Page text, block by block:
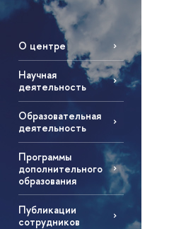
О центре
Научная
деятельность
Образовательная
деятельность
Программы
дополнительного
образования
Публикации
сотрудников